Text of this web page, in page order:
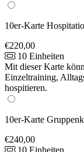
10er-Karte
€220,00
10 Einheiten
Mit dieser Karte
Einzeltraining,
hospitieren.
10er-Karte
€240,00
10 Einheiten